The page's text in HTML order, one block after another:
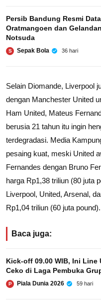
Persib Bandung Resmi
Oratmangoen dan
Notsuda
S Sepak Bola 36 hari
Selain Diomande, Liverpool
dengan Manchester United
Ham United, Mateus
berusia 21 tahun itu ingin
terdegradasi. Media
pesaing kuat, meski United
Fernandes dengan Bruno
harga Rp1,38 triliun (80 juta
Liverpool, United, Arsenal,
Rp1,04 triliun (60 juta pound).
Baca juga:
Kick-off 09.00 WIB, Ini Line
Ceko di Laga Pembuka
P Piala Dunia 2026 59 hari